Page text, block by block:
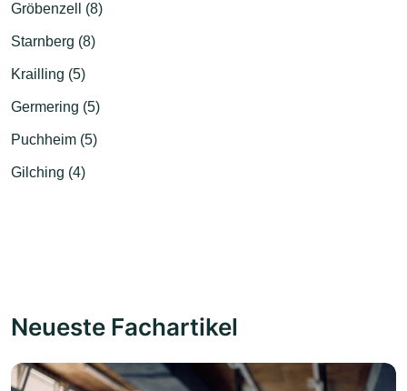
Gröbenzell (8)
Starnberg (8)
Krailling (5)
Germering (5)
Puchheim (5)
Gilching (4)
Neueste Fachartikel